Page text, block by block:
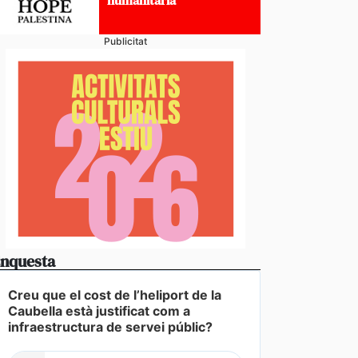
Publicitat
Creu que el cost de l’heliport de la
Caubella està justificat com a
infraestructura de servei públic?